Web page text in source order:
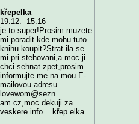
křepelka
19.12. 15:16
je to super!Prosim muzete
mi poradit kde mohu tuto
knihu koupit?Strat ila se
mi pri stehovani,a moc ji
chci sehnat zpet,prosim
informujte me na mou E-
mailovou adresu
lovewom@sezn
am.cz,moc dekuji za
veskere info....křep elka